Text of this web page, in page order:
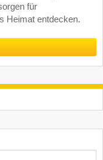
für
Heimat entdecken.